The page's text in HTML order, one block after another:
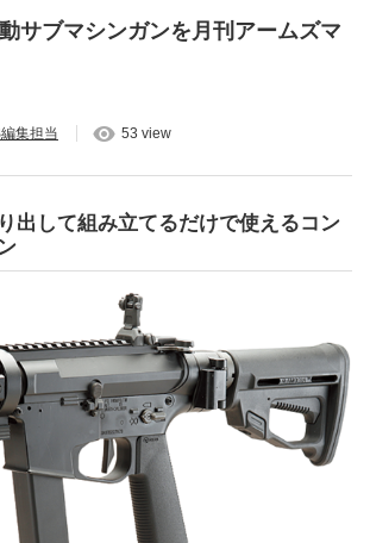
サブマシンガンを月刊アームズマ
集担当 53 view
出して組み立てるだけで使えるコン